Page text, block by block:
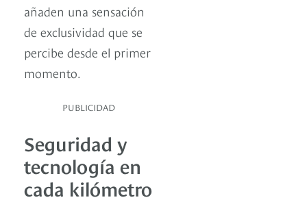
añaden una sensación
de exclusividad que se
percibe desde el primer
momento.
PUBLICIDAD
Seguridad y
tecnología en
cada kilómetro